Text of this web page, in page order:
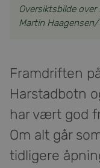
Oversiktsbilde
Martin
Framdriften
Harstadbotn
har vært god
Om alt går
tidligere